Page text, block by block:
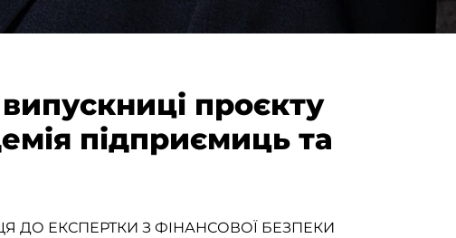
випускниці проєкту
підприємиць та
ДО ЕКСПЕРТКИ З ФІНАНСОВОЇ БЕЗПЕКИ